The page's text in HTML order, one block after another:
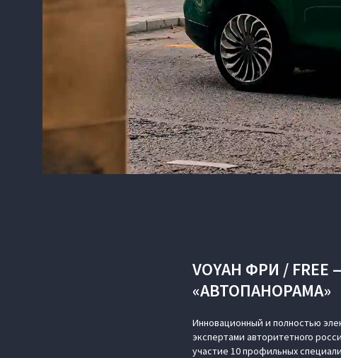
VOYAH ФРИ /
«АВТОПАНОРАМА»
Инновационный и полностью
экспертами авторитетного
участие 10 профильных